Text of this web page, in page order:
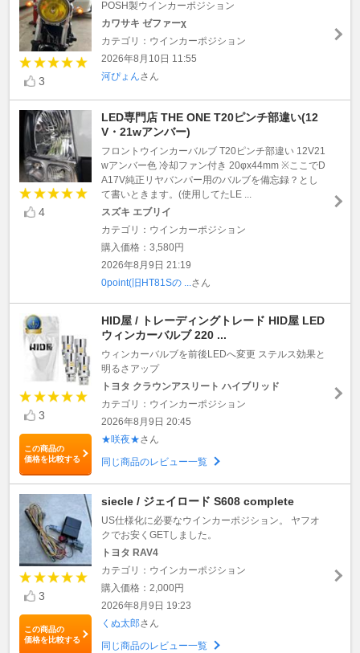
3
POSH製ウインカーポジション
カワサキ ゼファーχ
カテゴリ：ウインカーポジション
2026年8月10日 11:55
河ぴょんさん
4
LED専門店 THE ONE T20ピンチ部違い(12
V・21wアンバー)
フロントウインカーバルブ T20ピンチ部違い 12V21
wアンバー色 冷却ファン付き 20φx44mm ※ここでD
A17V純正リヤバンパー用のバルブを備忘録？とし
て書いときます。(使用してたLE ...
スズキ エブリイ
カテゴリ：ウインカーポジション
購入価格：3,580円
2026年8月9日 21:19
0point(旧HT81Sの ... さん
3
この商品の
価格を比較する
HID屋 / トレーディングトレード HID屋 LED
ウィンカーバルブ 220 ...
ウィンカーバルブを前後LEDへ変更 ステルス効果と
明るさアップ
トヨタ クラウンアスリート ハイブリッド
カテゴリ：ウインカーポジション
2026年8月9日 20:45
★咲夜★さん
同じ商品のレビュー一覧
3
この商品の
価格を比較する
siecle / ジェイロード S608 complete
US仕様化に必要なウインカーポジション。 ヤフオ
クでお安くGETしました。
トヨタ RAV4
カテゴリ：ウインカーポジション
購入価格：2,000円
2026年8月9日 19:23
くぬ太郎さん
同じ商品のレビュー一覧